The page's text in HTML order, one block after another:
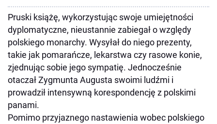
Pruski książę, wykorzystując swoje umiejętności
dyplomatyczne, nieustannie zabiegał o względy
polskiego monarchy. Wysyłał do niego prezenty,
takie jak pomarańcze, lekarstwa czy rasowe konie,
zjednując sobie jego sympatię. Jednocześnie
otaczał Zygmunta Augusta swoimi ludźmi i
prowadził intensywną korespondencję z polskimi
panami.
Pomimo przyjaznego nastawienia wobec polskiego